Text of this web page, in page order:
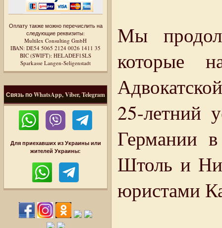
Оплату также можно перечислить на
следующие реквизиты:
Multilex Consulting GmbH
IBAN: DE54 5065 2124 0026 1411 35
BIC (SWIFT): HELADEF1SLS
Sparkasse Langen-Seligenstadt
Связь по WhatsApp, Viber, Telegram
Для приехавших из Украины или
жителей Украины:
Мы
которые
25-летний
Германии
Штоль и
юристами